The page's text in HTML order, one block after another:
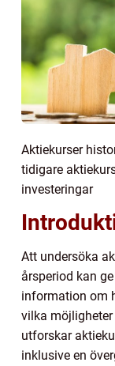
Aktiekurser
tidigare
investeringar
Att undersöka
årsperiod kan
information om
vilka
utforskar
inklusive en